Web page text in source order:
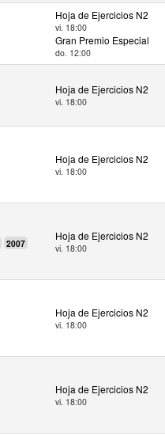
Hoja de Ejercicios N2
vi. 18:00
Gran Premio Especial
do. 12:00
Hoja de Ejercicios N2
vi. 18:00
Hoja de Ejercicios N2
vi. 18:00
2007
Hoja de Ejercicios N2
vi. 18:00
Hoja de Ejercicios N2
vi. 18:00
Hoja de Ejercicios N2
vi. 18:00